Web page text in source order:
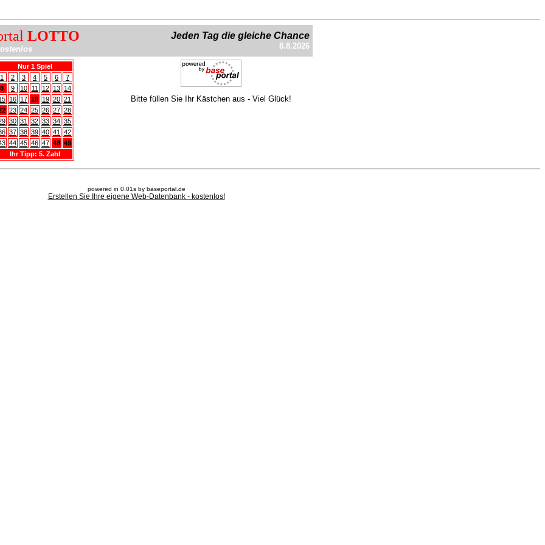
LOTTO Jeden Tag die gleiche Chance
8.8.2026
Nur 1 Spiel
1
2 3 4 5 6
7
8
9 10 11 12 13 14
16 17 18 19 20 21
23 24 25 26 27 28
30 31 32 33 34 35
37 38 39 40 41
42
44 45 46 47 48 49
Ihr Tipp: 5. Zahl
Bitte füllen Sie Ihr Kästchen aus - Viel Glück!
powered in 0.01s by baseportal.de
Erstellen Sie Ihre eigene Web-Datenbank - kostenlos!